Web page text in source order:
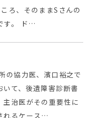
ろ、そのままSさんの
す。 ド…
の協力医、濱口裕之で
て、後遺障害診断書
治医がその重要性に
れるケース…